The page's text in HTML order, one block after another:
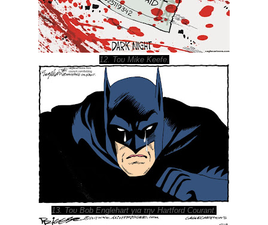
12. Του Mike Keefe.
13. Του Bob Englehart για την Hartford Courant.